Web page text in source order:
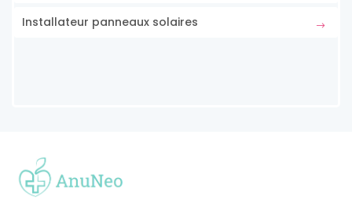
Installateur panneaux solaires